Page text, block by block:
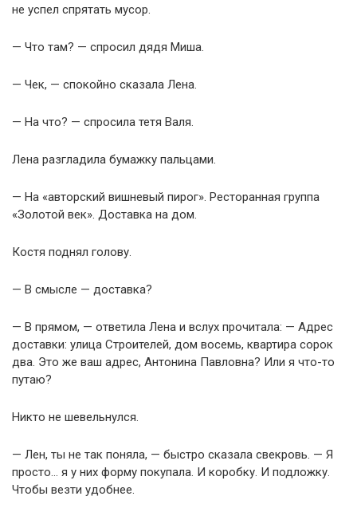
не успел спрятать мусор.
— Что там? — спросил дядя Миша.
— Чек, — спокойно сказала Лена.
— На что? — спросила тетя Валя.
Лена разгладила бумажку пальцами.
— На «авторский вишневый пирог». Ресторанная группа
«Золотой век». Доставка на дом.
Костя поднял голову.
— В смысле — доставка?
— В прямом, — ответила Лена и вслух прочитала: — Адрес
доставки: улица Строителей, дом восемь, квартира сорок
два. Это же ваш адрес, Антонина Павловна? Или я что-то
путаю?
Никто не шевельнулся.
— Лен, ты не так поняла, — быстро сказала свекровь. — Я
просто… я у них форму покупала. И коробку. И подложку.
Чтобы везти удобнее.